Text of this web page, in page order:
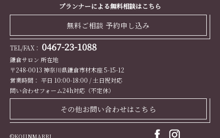
プランナーによる無料相談はこちら
無料ご相談 予約申し込み
TEL/FAX： 0467-23-1088
鎌倉サロン 所在地
〒248-0013 神奈川県鎌倉市材木座 5-15-12
営業時間： 平日 10:00-18:00 / 土日祝対応
問い合わせフォーム24h対応（不定休）
その他お問い合わせはこちら
©KOJINMARRI